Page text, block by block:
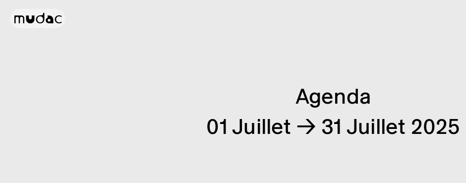
Agenda
01 Juillet → 31 Juillet 2025